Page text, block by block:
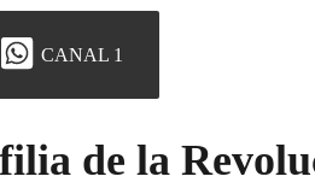
CANAL 1
de la